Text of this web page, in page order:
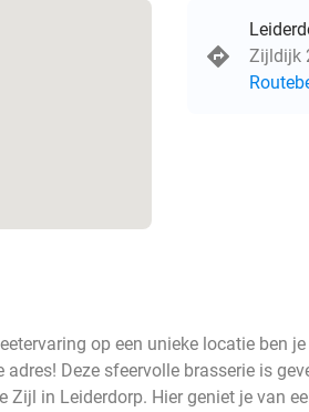
Zijldijk
op een unieke locatie ben
Deze sfeervolle brasserie is
Zijl in Leiderdorp. Hier geniet je van